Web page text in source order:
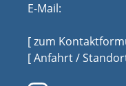
E-Mail:
[ zum
[ Anfahrt /